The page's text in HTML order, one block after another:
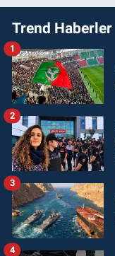
Trend Haberler
1
2
3
4